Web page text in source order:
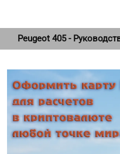
Peugeot 405 -